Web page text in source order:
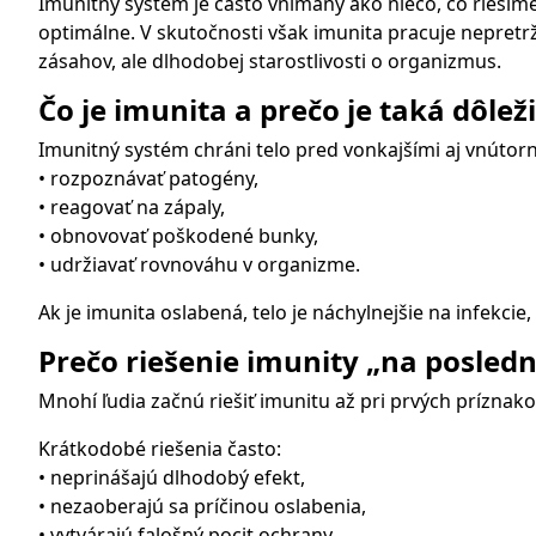
optimálne. V skutočnosti však imunita pracuje
zásahov, ale dlhodobej starostlivosti o organizmus.
Čo je imunita a prečo je taká
Imunitný systém chráni telo pred vonkajšími aj
• rozpoznávať patogény,
• reagovať na zápaly,
• obnovovať poškodené bunky,
• udržiavať rovnováhu v organizme.
Ak je imunita oslabená, telo je náchylnejšie na
Prečo riešenie imunity „na
Mnohí ľudia začnú riešiť imunitu až pri prvých
Krátkodobé riešenia často:
• neprinášajú dlhodobý efekt,
• nezaoberajú sa príčinou oslabenia,